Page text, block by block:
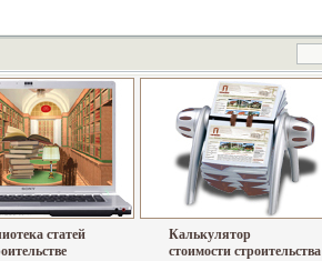
статей
Калькулятор
стоимости строительства